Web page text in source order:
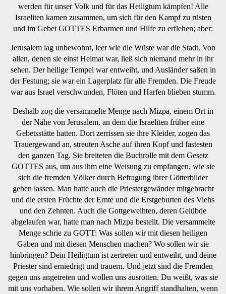
werden für unser Volk und für das Heiligtum kämpfen! Alle
Israeliten kamen zusammen, um sich für den Kampf zu rüsten
und im Gebet GOTTES Erbarmen und Hilfe zu erflehen; aber:
Jerusalem lag unbewohnt, leer wie die Wüste war die Stadt. Von
allen, denen sie einst Heimat war, ließ sich niemand mehr in ihr
sehen. Der heilige Tempel war entweiht, und Ausländer saßen in
der Festung; sie war ein Lagerplatz für alle Fremden. Die Freude
war aus Israel verschwunden, Flöten und Harfen blieben stumm.
Deshalb zog die versammelte Menge nach Mizpa, einem Ort in
der Nähe von Jerusalem, an dem die Israeliten früher eine
Gebetsstätte hatten. Dort zerrissen sie ihre Kleider, zogen das
Trauergewand an, streuten Asche auf ihren Kopf und fastesten
den ganzen Tag. Sie breiteten die Buchrolle mit dem Gesetz
GOTTES aus, um aus ihm eine Weisung zu empfangen, wie sie
sich die fremden Völker durch Befragung ihrer Götterbilder
geben lassen. Man hatte auch die Priestergewänder mitgebracht
und die ersten Früchte der Ernte und die Erstgeburten des Viehs
und den Zehnten. Auch die Gottgeweihten, deren Gelübde
abgelaufen war, hatte man nach Mizpa bestellt. Die versammelte
Menge schrie zu GOTT: Was sollen wir mit diesen heiligen
Gaben und mit diesen Menschen machen? Wo sollen wir sie
hinbringen? Dein Heiligtum ist zertreten und entweiht, und deine
Priester sind erniedrigt und trauern. Und jetzt sind die Fremden
gegen uns angetreten und wollen uns ausrotten. Du weißt, was sie
mit uns vorhaben. Wie sollen wir ihrem Angriff standhalten, wenn